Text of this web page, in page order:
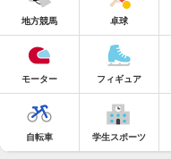
地方競馬 卓球
モーター フィギュア
自転車 学生スポーツ